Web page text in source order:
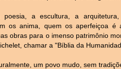
a escultura, a
os anima, quem os aperfeiçoa é
obras para o imenso patrimônio
chamar a "Bíblia da
um povo mudo, sem